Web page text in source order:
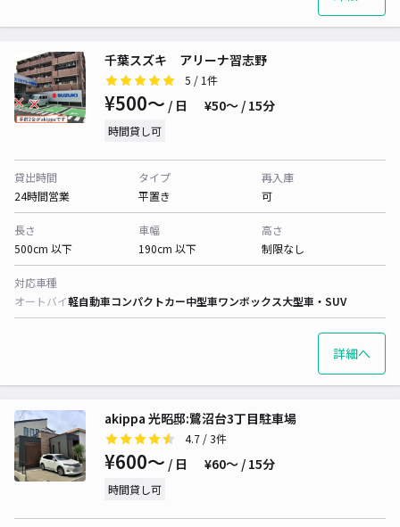
千葉スズキ アリーナ習志野
5 / 1件
¥500〜 / 日 ¥50〜 / 15分
時間貸し可
貸出時間
24時間営業
タイプ
平置き
再入庫
可
長さ
500cm 以下
車幅
190cm 以下
高さ
制限なし
対応車種
オートバイ軽自動車コンパクトカー中型車ワンボックス大型車・SUV
詳細へ
akippa 光昭邸:鷺沼台3丁目駐車場
4.7 / 3件
¥600〜 / 日 ¥60〜 / 15分
時間貸し可